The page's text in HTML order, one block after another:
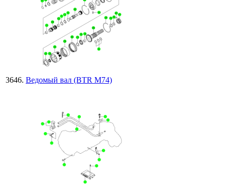
Ведомый вал (BTR M74)